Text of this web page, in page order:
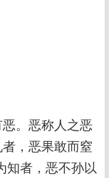
恶。恶称人之恶
，恶果敢而窒
知者，恶不孙以